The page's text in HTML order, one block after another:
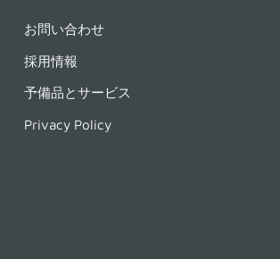
お問い合わせ
採用情報
予備品とサービス
Privacy Policy